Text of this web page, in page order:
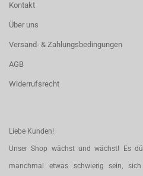
Kontakt
Über uns
Versand- & Zahlungsbedingungen
AGB
Widerrufsrecht
Liebe Kunden!
Unser Shop wächst und wächst! Es
manchmal etwas schwierig sein,